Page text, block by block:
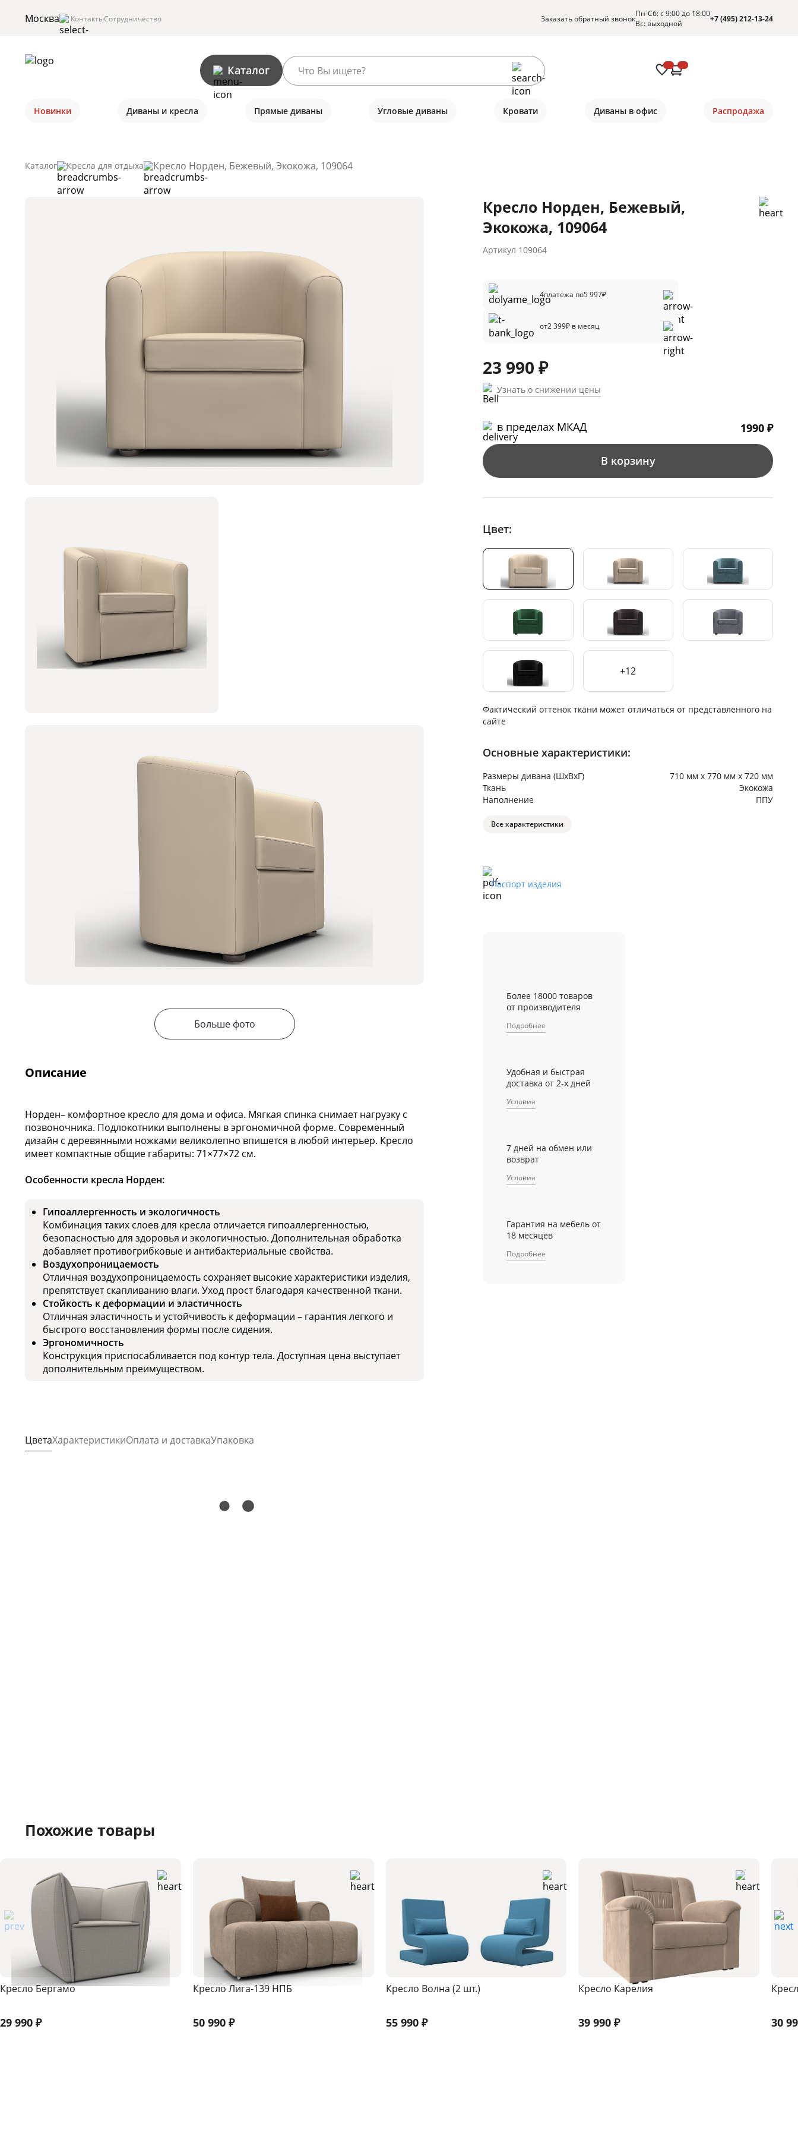
Москва КонтактыСотрудничество Заказать обратный звонокПн-Сб: с 9:00 до 18:00
Вс: выходной
+7 (495) 212-13-24
Каталог
Новинки Диваны и кресла Прямые диваны Угловые диваны Кровати Диваны в офис Распродажа
Каталог Кресла для отдыха Кресло Норден, Бежевый, Экокожа, 109064
Больше фото
Описание
Норден– комфортное кресло для дома и офиса. Мягкая спинка снимает нагрузку с
позвоночника. Подлокотники выполнены в эргономичной форме. Современный
дизайн с деревянными ножками великолепно впишется в любой интерьер. Кресло
имеет компактные общие габариты: 71×77×72 см.
Особенности кресла Норден:
Гипоаллергенность и экологичность
Комбинация таких слоев для кресла отличается гипоаллергенностью,
безопасностью для здоровья и экологичностью. Дополнительная обработка
добавляет противогрибковые и антибактериальные свойства.
Воздухопроницаемость
Отличная воздухопроницаемость сохраняет высокие характеристики изделия,
препятствует скапливанию влаги. Уход прост благодаря качественной ткани.
Стойкость к деформации и эластичность
Отличная эластичность и устойчивость к деформации – гарантия легкого и
быстрого восстановления формы после сидения.
Эргономичность
Конструкция приспосабливается под контур тела. Доступная цена выступает
дополнительным преимуществом.
ЦветаХарактеристикиОплата и доставкаУпаковка
Кресло Норден, Бежевый,
Экокожа, 109064
Артикул 109064
4платежа по5 997₽
от2 399₽ в месяц
23 990 ₽
Узнать о снижении цены
в пределах МКАД 1990 ₽
В корзину
Цвет:
+12
Фактический оттенок ткани может отличаться от представленного на
сайте
Основные характеристики:
Размеры дивана (ШхВхГ)
710 мм х 770 мм х 720 мм
Ткань
Экокожа
Наполнение
ППУ
Все характеристики
Паспорт изделия
Более 18000 товаров
от производителя
Подробнее
Удобная и быстрая
доставка от 2-х дней
Условия
7 дней на обмен или
возврат
Условия
Гарантия на мебель от
18 месяцев
Подробнее
Похожие товары
Кресло Бергамо
29 990 ₽
Кресло Лига-139 НПБ
50 990₽
Кресло Волна (2 шт.)
55 990₽
Кресло Карелия
39 990 ₽ 30